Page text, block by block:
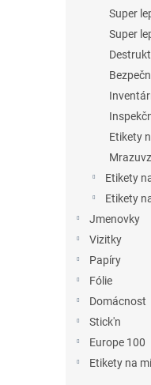
Super
Super
Etikety
Etikety
Etikety
Jmenovky
Vizitky
Papíry
Fólie
Domácnost
Stick'n
Europe 100
Etikety na